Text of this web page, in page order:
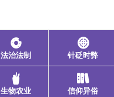
󰁍
法治法制
󰃓
针砭时弊
󰂺
生物农业
󰃊
信仰异俗